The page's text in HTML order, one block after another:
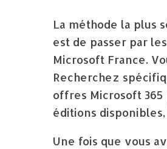
La méthode la plus
est de passer par
Microsoft France.
Recherchez
offres Microsoft
éditions
Une fois que vous